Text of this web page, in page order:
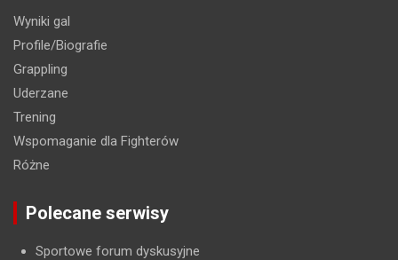
Wyniki gal
Profile/Biografie
Grappling
Uderzane
Trening
Wspomaganie dla Fighterów
Różne
Polecane serwisy
Sportowe forum dyskusyjne